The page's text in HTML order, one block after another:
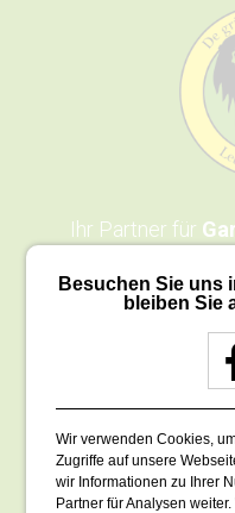
Ihr Partner für
CH -
Besuchen Sie uns
bleiben Sie
Wir verwenden Cookies,
Zugriffe auf unsere
wir Informationen zu Ihrer
Partner für Analysen